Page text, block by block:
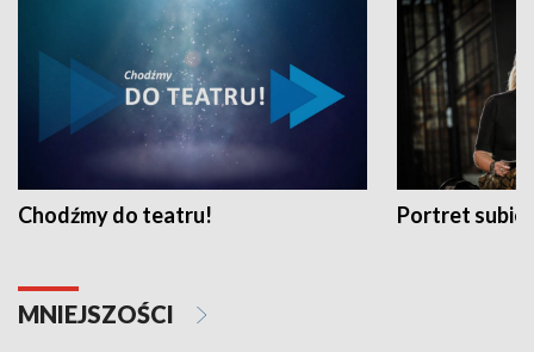
Chodźmy do teatru! Portret
MNIEJSZOŚCI